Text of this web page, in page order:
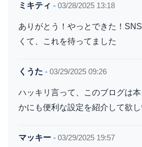
ミキティ - 03/28/2025 13:18
ありがとう！やっとできた！
くて、これを待ってました
くうた - 03/29/2025 09:26
ハッキリ言って、このブログは
かにも便利な設定を紹介して欲
マッキー - 03/29/2025 19:57